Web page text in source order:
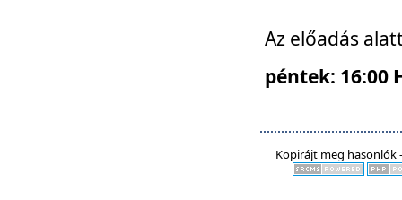
Az előadás
péntek: 16:00
Kopirájt meg hasonlók